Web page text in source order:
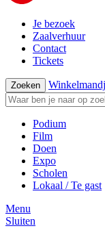
Je bezoek
Zaalverhuur
Contact
Tickets
Zoeken
Podium
Film
Doen
Expo
Scholen
Lokaal / Te gast
Menu
Sluiten